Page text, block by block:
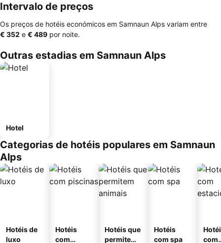
Intervalo de preços
Os preços de hotéis económicos em Samnaun Alps variam entre
‎€ 352 e ‎€ 489 por noite.
Outras estadias em Samnaun Alps
Hotel
Categorias de hotéis populares em Samnaun
Alps
Hotéis de
luxo
Hotéis
com
Hotéis que
permitem
Hotéis
com spa
com